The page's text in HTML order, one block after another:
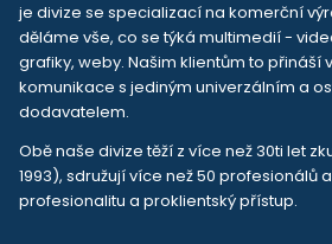
je divize se specializací na komerční
děláme vše, co se týká multimedií -
grafiky, weby. Našim klientům to přináší
komunikace s jediným univerzálním a
dodavatelem.
Obě naše divize těží z více než 30ti let
1993), sdružují více než 50 profesionálů
profesionalitu a proklientský přístup.